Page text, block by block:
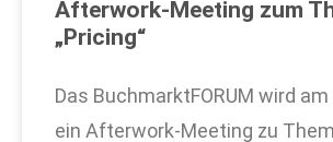
Afterwork-Meeting zum
„Pricing“
Das BuchmarktFORUM wird
ein Afterwork-Meeting zu